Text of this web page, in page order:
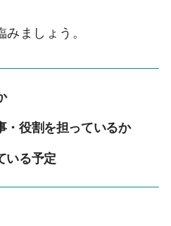
ましょう。
・役割を担っているか
いる予定